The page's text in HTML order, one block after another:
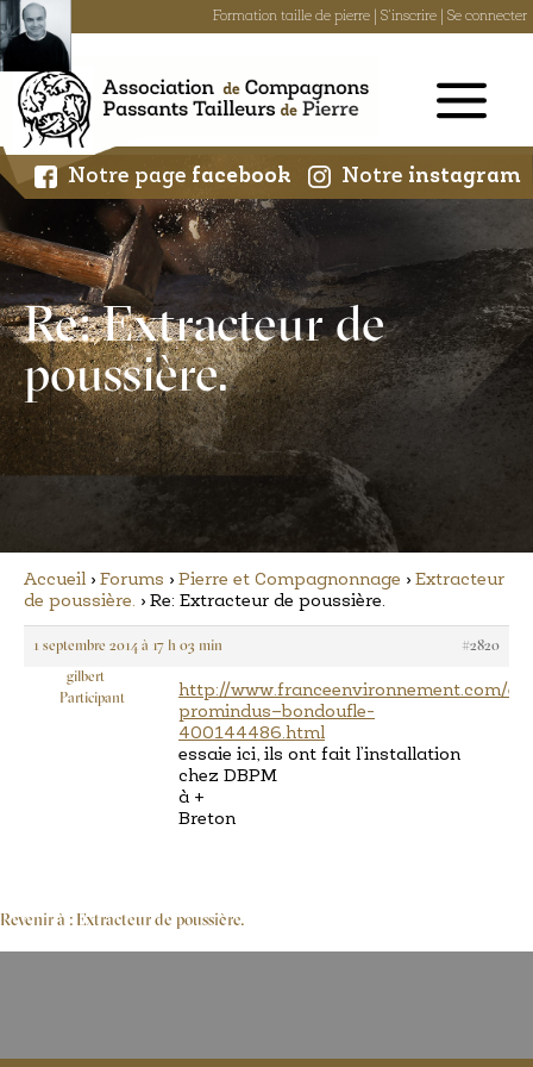
Formation taille de pierre S'inscrire Se connecter
Skip
to
content
Notre page facebook Notre instagram
Re: Extracteur de
poussière.
Accueil › Forums › Pierre et Compagnonnage › Extracteur
de poussière. › Re: Extracteur de poussière.
1 septembre 2014 à 17 h 03 min #2820
gilbert
Participant
http://www.franceenvironnement.com/
promindus–bondoufle-
400144486.html
essaie ici, ils ont fait l’installation
chez DBPM
à +
Breton
Revenir à : Extracteur de poussière.